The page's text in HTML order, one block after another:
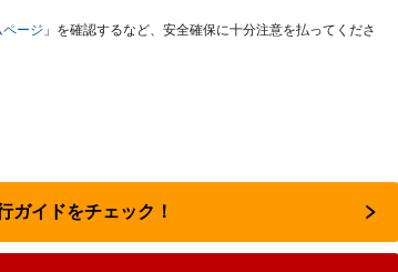
ージ 」を確認するなど、安全確保に十分注意を払ってくださ
ガイドをチェック！